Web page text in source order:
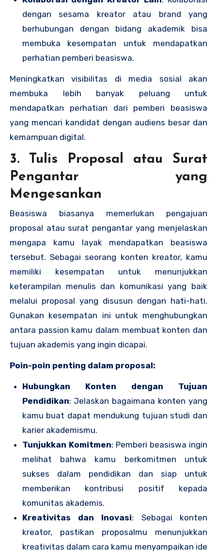
dengan sesama kreator atau brand yang
berhubungan dengan bidang akademik bisa
membuka kesempatan untuk mendapatkan
perhatian pemberi beasiswa.
Meningkatkan visibilitas di media sosial akan
membuka lebih banyak peluang untuk
mendapatkan perhatian dari pemberi beasiswa
yang mencari kandidat dengan audiens besar dan
kemampuan digital.
3. Tulis Proposal atau Surat
Pengantar yang
Mengesankan
Beasiswa biasanya memerlukan pengajuan
proposal atau surat pengantar yang menjelaskan
mengapa kamu layak mendapatkan beasiswa
tersebut. Sebagai seorang konten kreator, kamu
memiliki kesempatan untuk menunjukkan
keterampilan menulis dan komunikasi yang baik
melalui proposal yang disusun dengan hati-hati.
Gunakan kesempatan ini untuk menghubungkan
antara passion kamu dalam membuat konten dan
tujuan akademis yang ingin dicapai.
Poin-poin penting dalam proposal:
Hubungkan Konten dengan Tujuan
Pendidikan: Jelaskan bagaimana konten yang
kamu buat dapat mendukung tujuan studi dan
karier akademismu.
Tunjukkan Komitmen: Pemberi beasiswa ingin
melihat bahwa kamu berkomitmen untuk
sukses dalam pendidikan dan siap untuk
memberikan kontribusi positif kepada
komunitas akademis.
Kreativitas dan Inovasi: Sebagai konten
kreator, pastikan proposalmu menunjukkan
kreativitas dalam cara kamu menyampaikan ide